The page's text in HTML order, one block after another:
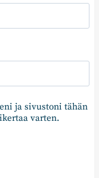
ja sivustoni tähän
varten.